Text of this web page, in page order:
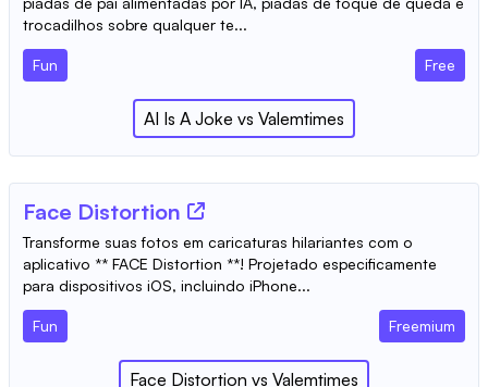
trocadilhos sobre qualquer te...
Fun Free
AI Is A Joke vs Valemtimes
‎Face Distortion
Transforme suas fotos em caricaturas hilariantes com o
aplicativo ** FACE Distortion **! Projetado especificamente
para dispositivos iOS, incluindo iPhone...
Fun Freemium
‎Face Distortion vs Valemtimes